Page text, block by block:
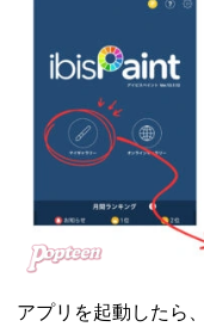
アプリを起動したら